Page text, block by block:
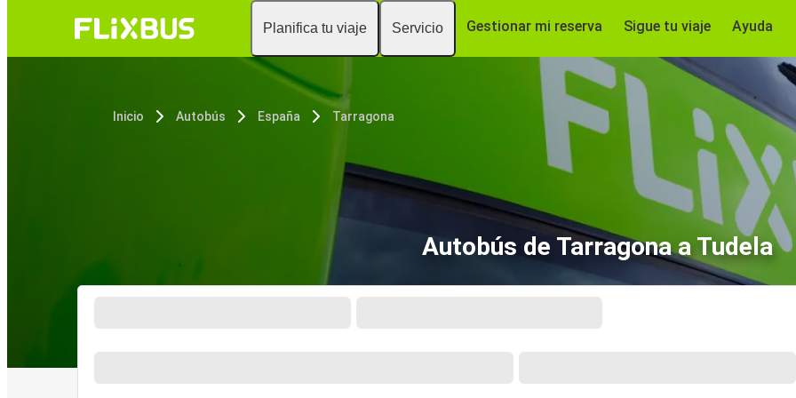
Planifica tu viaje Servicio Gestionar mi reserva Sigue tu viaje Ayuda
Inicio Autobús España Tarragona
Autobús de Tarragona a Tudela